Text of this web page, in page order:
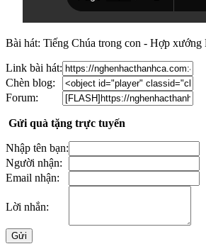
Bài hát: Tiếng Chúa trong con - Hợp xướng
Link bài hát:
Chèn blog:
Forum:
Gửi quà tặng trực tuyến
Nhập tên bạn:
Người nhận:
Email nhận:
Lời nhắn: